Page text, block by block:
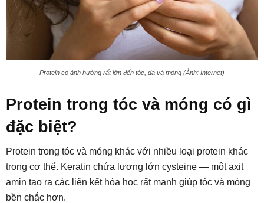
Protein có ảnh hưởng rất lớn đến tóc, da và móng (Ảnh: Internet)
Protein trong tóc và móng có gì
đặc biệt?
Protein trong tóc và móng khác với nhiều loại protein khác
trong cơ thể. Keratin chứa lượng lớn cysteine — một axit
amin tạo ra các liên kết hóa học rất mạnh giúp tóc và móng
bền chắc hơn.